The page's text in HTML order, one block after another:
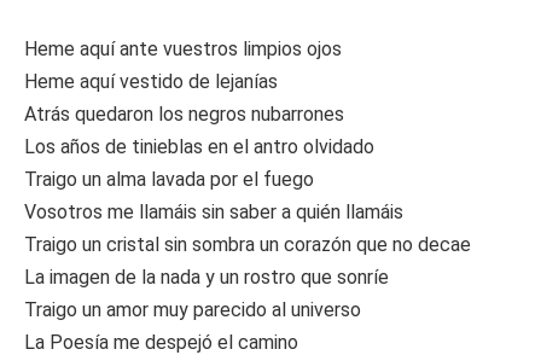
Heme aquí ante vuestros limpios ojos
Heme aquí vestido de lejanías
Atrás quedaron los negros nubarrones
Los años de tinieblas en el antro olvidado
Traigo un alma lavada por el fuego
Vosotros me llamáis sin saber a quién llamáis
Traigo un cristal sin sombra un corazón que no decae
La imagen de la nada y un rostro que sonríe
Traigo un amor muy parecido al universo
La Poesía me despejó el camino